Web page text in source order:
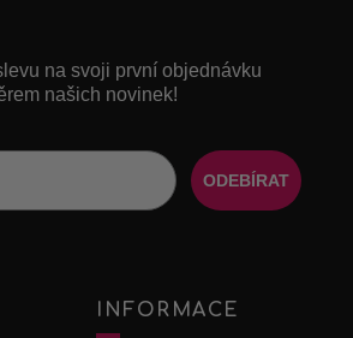
na svoji první objednávku
našich novinek!
ODEBÍRAT
INFORMACE